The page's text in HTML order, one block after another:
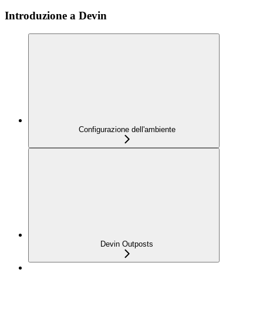
Introduzione a Devin
Configurazione dell'ambiente
Devin Outposts